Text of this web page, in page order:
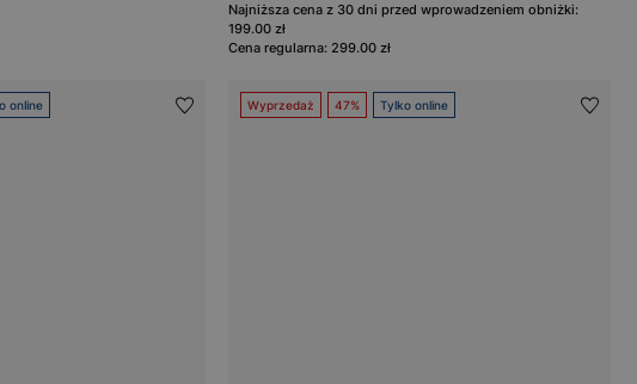
Najniższa cena z 30 dni przed wprowadzeniem obniżki:
199.00 zł
Cena regularna: 299.00 zł
online Wyprzedaż 47% Tylko online